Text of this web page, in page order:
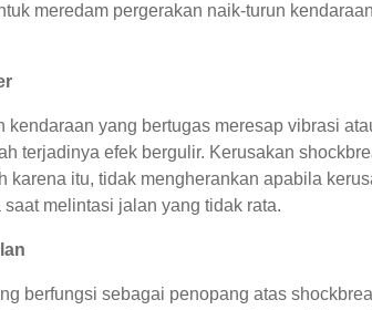
meredam pergerakan naik-turun
kendaraan yang bertugas meresap vibrasi
terjadinya efek bergulir. Kerusakan
karena itu, tidak mengherankan apabila
melintasi jalan yang tidak rata.
berfungsi sebagai penopang atas